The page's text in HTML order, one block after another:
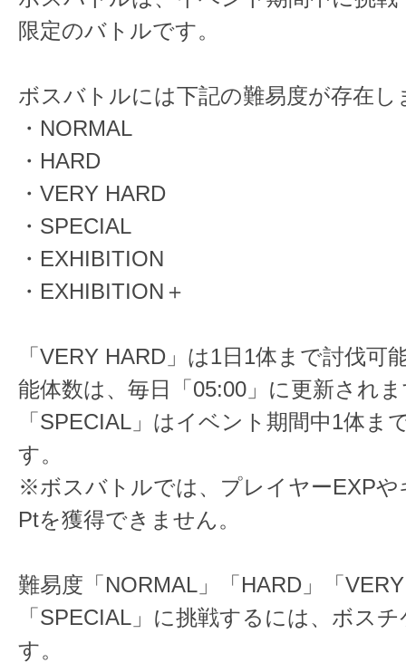
限定のバトルです。
ボスバトルには下記の難易度が存在し
・NORMAL
・HARD
・VERY HARD
・SPECIAL
・EXHIBITION
・EXHIBITION＋
「VERY HARD」は1日1体まで討伐可
能体数は、毎日「05:00」に更新され
「SPECIAL」はイベント期間中1体ま
す。
※ボスバトルでは、プレイヤーEXPや
Ptを獲得できません。
難易度「NORMAL」「HARD」「
「SPECIAL」に挑戦するには、ボス
す。